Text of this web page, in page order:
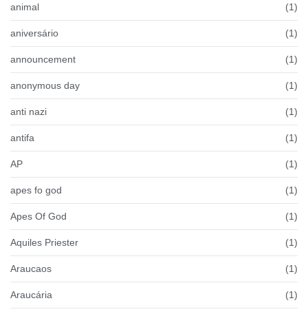
animal (1)
aniversário (1)
announcement (1)
anonymous day (1)
anti nazi (1)
antifa (1)
AP (1)
apes fo god (1)
Apes Of God (1)
Aquiles Priester (1)
Araucaos (1)
Araucária (1)